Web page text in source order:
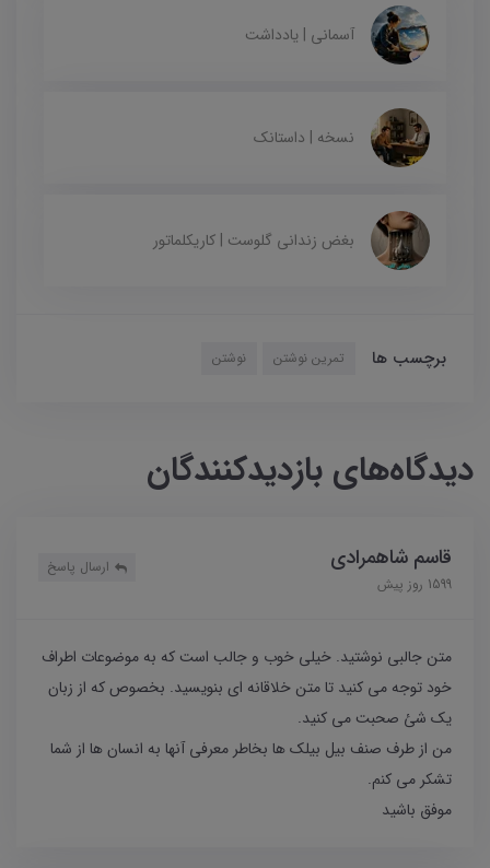
آسمانی | یادداشت
نسخه | داستانک
بغض زندانی گلوست | کاریکلماتور
برچسب ها تمرین نوشتن نوشتن
دیدگاه‌های بازدیدکنندگان
قاسم شاهمرادی
1599 روز پیش
ارسال پاسخ
متن جالبی نوشتید. خیلی خوب و جالب است که به موضوعات اطراف
خود توجه می کنید تا متن خلاقانه ای بنویسید. بخصوص که از زبان
یک شئ صحبت می کنید.
من از طرف صنف بیل بیلک ها بخاطر معرفی آنها به انسان ها از شما
تشکر می کنم.
موفق باشید